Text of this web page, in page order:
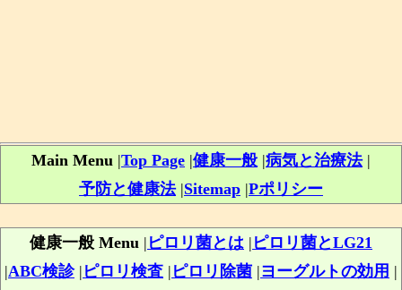
Main Menu |Top Page |健康一般 |病気と治療法|
予防と健康法|Sitemap |Pポリシー
健康一般 Menu | ピロリ菌とは | ピロリ菌とLG21
|ABC検診| ピロリ検査 | ピロリ除菌 |ヨーグルトの効用 |